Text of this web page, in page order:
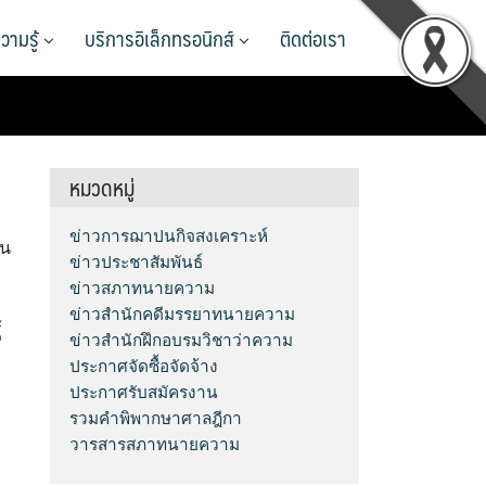
ามรู้ บริการอิเล็กทรอนิกส์ ติดต่อเรา
หมวดหมู่
ข่าวการฌาปนกิจสงเคราะห์
ข่าวประชาสัมพันธ์
ข่าวสภาทนายความ
ข่าวสำนักคดีมรรยาทนายความ
ข่าวสำนักฝึกอบรมวิชาว่าความ
ประกาศจัดซื้อจัดจ้าง
ประกาศรับสมัครงาน
รวมคำพิพากษาศาลฎีกา
วารสารสภาทนายความ